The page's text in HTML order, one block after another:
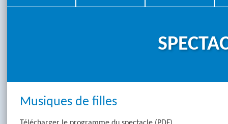
Musiques de filles